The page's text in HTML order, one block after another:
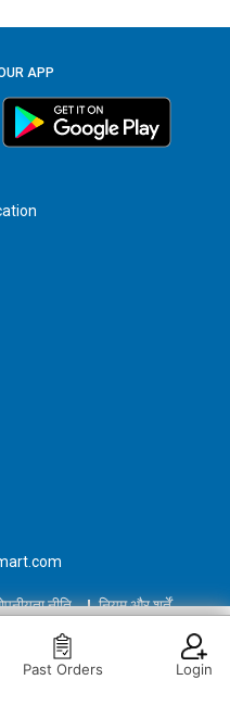
APP
नीति नियम और शर्तें
Holdings Private Limited
Past Orders Login